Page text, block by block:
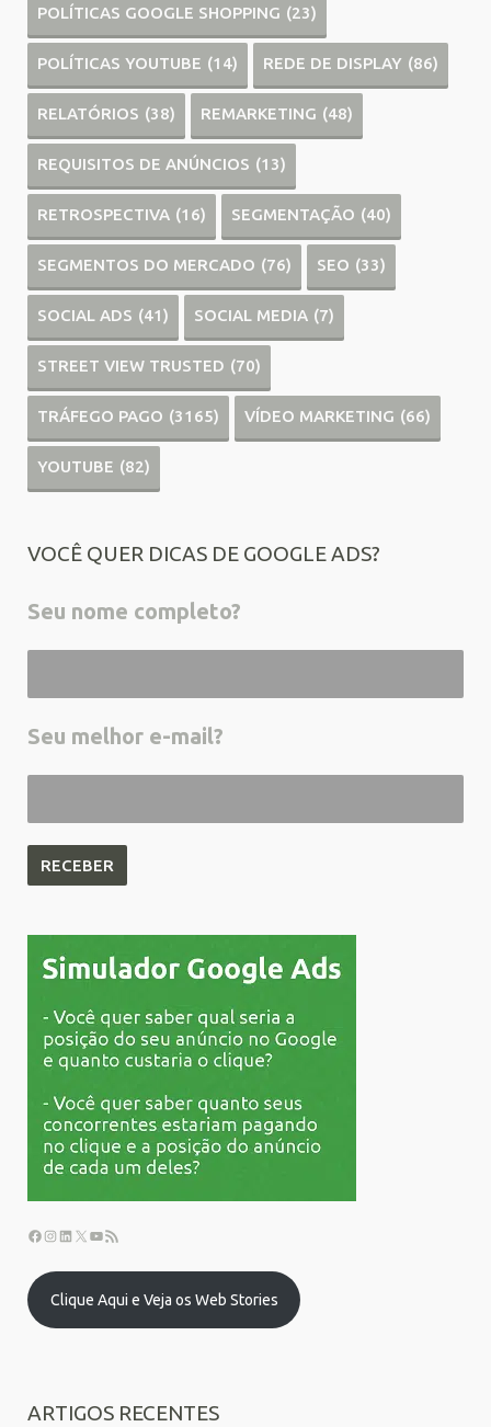
POLÍTICAS GOOGLE SHOPPING (23)
POLÍTICAS YOUTUBE (14) REDE DE DISPLAY (86)
RELATÓRIOS (38) REMARKETING (48)
REQUISITOS DE ANÚNCIOS (13)
RETROSPECTIVA (16) SEGMENTAÇÃO (40)
SEGMENTOS DO MERCADO (76) SEO (33)
SOCIAL ADS (41) SOCIAL MEDIA (7)
STREET VIEW TRUSTED (70)
TRÁFEGO PAGO (3165) VÍDEO MARKETING (66)
YOUTUBE (82)
VOCÊ QUER DICAS DE GOOGLE ADS?
Seu nome completo?
Seu melhor e-mail?
Clique Aqui e Veja os Web Stories
ARTIGOS RECENTES